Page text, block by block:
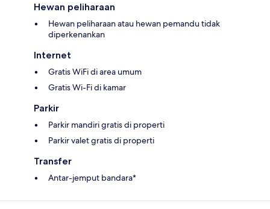
Hewan peliharaan
Hewan peliharaan atau hewan pemandu tidak
diperkenankan
Internet
Gratis WiFi di area umum
Gratis Wi-Fi di kamar
Parkir
Parkir mandiri gratis di properti
Parkir valet gratis di properti
Transfer
Antar-jemput bandara*